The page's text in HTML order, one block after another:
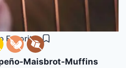
Favorites
Maisbrot-Muffins